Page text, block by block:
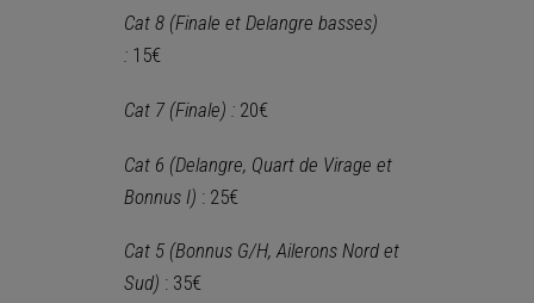
Cat 8 (Finale et Delangre basses)
: 15€
Cat 7 (Finale) : 20€
Cat 6 (Delangre, Quart de Virage et
Bonnus I) : 25€
Cat 5 (Bonnus G/H, Ailerons Nord et
Sud) : 35€